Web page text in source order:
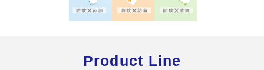
Product Line